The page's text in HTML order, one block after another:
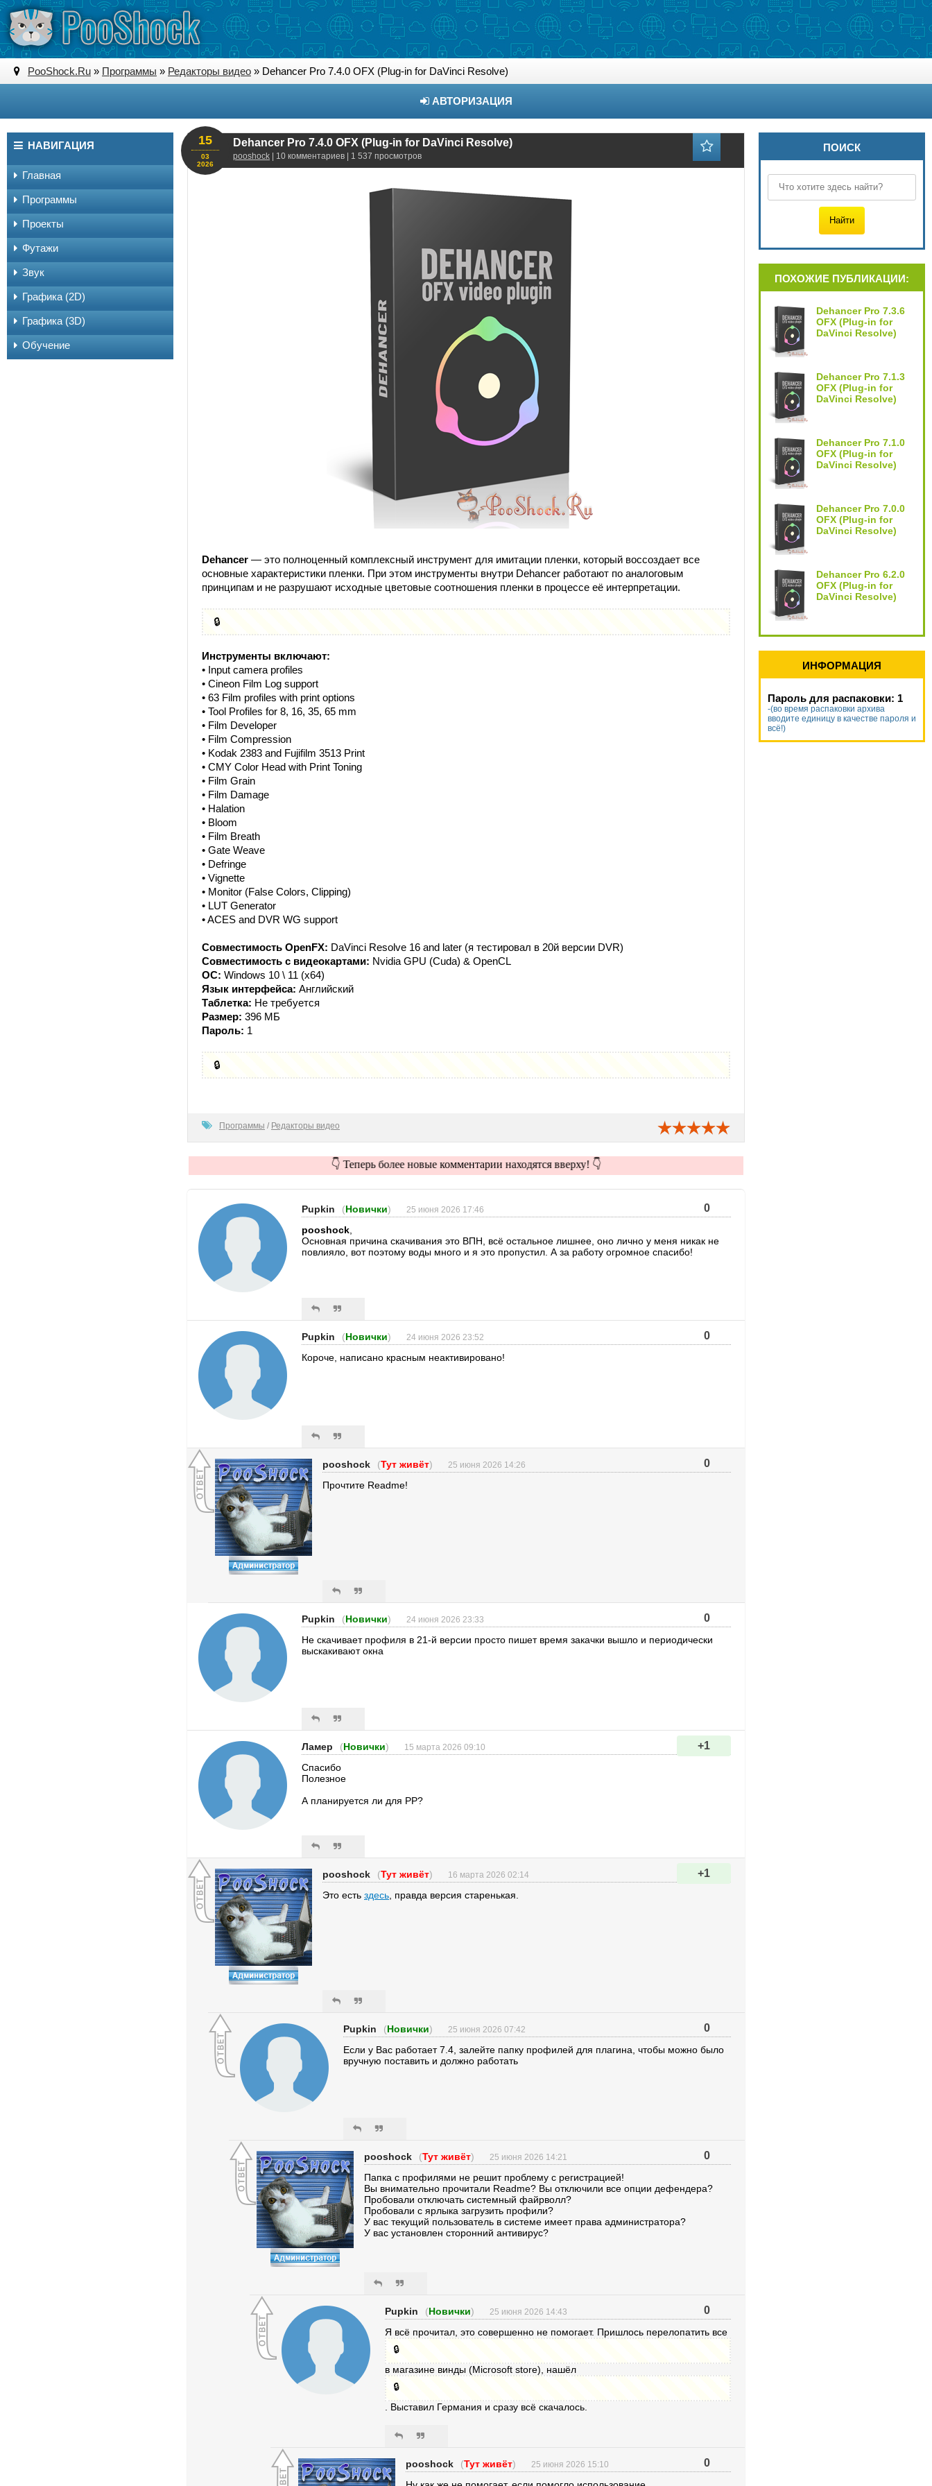
PooShock.Ru » Программы » Редакторы видео » Dehancer Pro 7.4.0 OFX (Plug-in for DaVinci Resolve)
АВТОРИЗАЦИЯ
Dehancer Pro 7.4.0 OFX (Plug-in for DaVinci Resolve)
pooshock | 10 комментариев | 1 537 просмотров
15
03
2026
Dehancer — это полноценный комплексный инструмент для имитации пленки, который воссоздает все
основные характеристики пленки. При этом инструменты внутри Dehancer работают по аналоговым
принципам и не разрушают исходные цветовые соотношения пленки в процессе её интерпретации.
🔒
Инструменты включают:
• Input camera profiles
• Cineon Film Log support
• 63 Film profiles with print options
• Tool Profiles for 8, 16, 35, 65 mm
• Film Developer
• Film Compression
• Kodak 2383 and Fujifilm 3513 Print
• CMY Color Head with Print Toning
• Film Grain
• Film Damage
• Halation
• Bloom
• Film Breath
• Gate Weave
• Defringe
• Vignette
• Monitor (False Colors, Clipping)
• LUT Generator
• ACES and DVR WG support
Совместимость OpenFX: DaVinci Resolve 16 and later (я тестировал в 20й версии DVR)
Совместимость с видеокартами: Nvidia GPU (Cuda) & OpenCL
ОС: Windows 10 \ 11 (x64)
Язык интерфейса: Английский
Таблетка: Не требуется
Размер: 396 МБ
Пароль: 1
🔒
Программы / Редакторы видео
👇 Теперь более новые комментарии находятся вверху! 👇
Pupkin (Новички) 25 июня 2026 17:46 0
pooshock,
Основная причина скачивания это ВПН, всё остальное лишнее, оно лично у меня никак не
повлияло, вот поэтому воды много и я это пропустил. А за работу огромное спасибо!
Pupkin (Новички) 24 июня 2026 23:52 0
Короче, написано красным неактивировано!
pooshock (Тут живёт) 25 июня 2026 14:26 0
Прочтите Readme!
Pupkin (Новички) 24 июня 2026 23:33 0
Не скачивает профиля в 21-й версии просто пишет время закачки вышло и периодически
выскакивают окна
Ламер (Новички) 15 марта 2026 09:10 +1
Спасибо
Полезное
А планируется ли для РР?
pooshock (Тут живёт) 16 марта 2026 02:14 +1
Это есть здесь, правда версия старенькая.
Pupkin (Новички) 25 июня 2026 07:42 0
Если у Вас работает 7.4, залейте папку профилей для плагина, чтобы можно было
вручную поставить и должно работать
pooshock (Тут живёт) 25 июня 2026 14:21 0
Папка с профилями не решит проблему с регистрацией!
Вы внимательно прочитали Readme? Вы отключили все опции дефендера?
Пробовали отключать системный файрволл?
Пробовали с ярлыка загрузить профили?
У вас текущий пользователь в системе имеет права администратора?
У вас установлен сторонний антивирус?
Pupkin (Новички) 25 июня 2026 14:43 0
Я всё прочитал, это совершенно не помогает. Пришлось перелопатить все
🔒
в магазине винды (Microsoft store), нашёл
🔒
. Выставил Германия и сразу всё скачалось.
pooshock (Тут живёт) 25 июня 2026 15:10 0
НАВИГАЦИЯ
Главная
Программы
Проекты
Футажи
Звук
Графика (2D)
Графика (3D)
Обучение
ПОИСК
ПОХОЖИЕ ПУБЛИКАЦИИ:
Dehancer Pro 7.3.6
OFX (Plug-in for
DaVinci Resolve)
Dehancer Pro 7.1.3
OFX (Plug-in for
DaVinci Resolve)
Dehancer Pro 7.1.0
OFX (Plug-in for
DaVinci Resolve)
Dehancer Pro 7.0.0
OFX (Plug-in for
DaVinci Resolve)
Dehancer Pro 6.2.0
OFX (Plug-in for
DaVinci Resolve)
ИНФОРМАЦИЯ
Пароль для распаковки: 1
-(во время распаковки архива
вводите единицу в качестве пароля и
всё!)